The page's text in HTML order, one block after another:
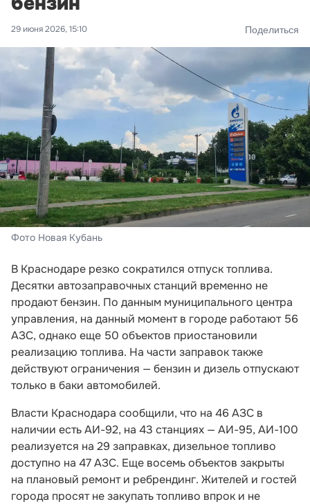
29 июня 2026, 15:10 Поделиться
Фото Новая Кубань
В Краснодаре резко сократился отпуск топлива.
Десятки автозаправочных станций временно не
продают бензин. По данным муниципального центра
управления, на данный момент в городе работают 56
АЗС, однако еще 50 объектов приостановили
реализацию топлива. На части заправок также
действуют ограничения — бензин и дизель отпускают
только в баки автомобилей.
Власти Краснодара сообщили, что на 46 АЗС в
наличии есть АИ-92, на 43 станциях — АИ-95, АИ-100
реализуется на 29 заправках, дизельное топливо
доступно на 47 АЗС. Еще восемь объектов закрыты
на плановый ремонт и ребрендинг. Жителей и гостей
города просят не закупать топливо впрок и не